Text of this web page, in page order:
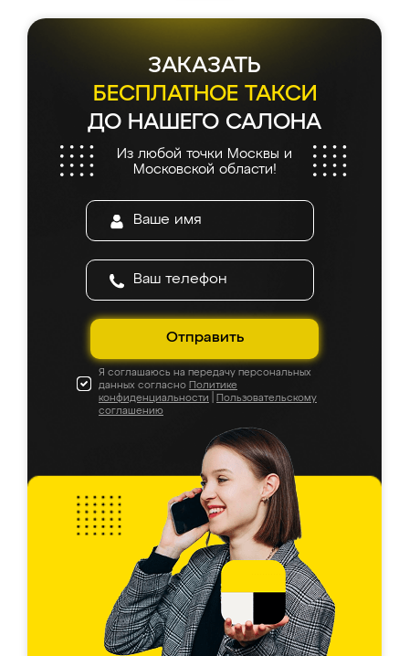
ЗАКАЗАТЬ
БЕСПЛАТНОЕ ТАКСИ
ДО НАШЕГО САЛОНА
Из любой точки Москвы и
Московской области!
Отправить
Я соглашаюсь на передачу персональных
данных согласно Политике
конфиденциальности
Пользовательскому
соглашению